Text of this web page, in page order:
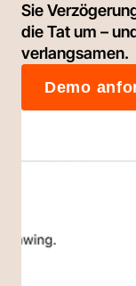
Sie
die Tat um –
verlangsamen.
Demo